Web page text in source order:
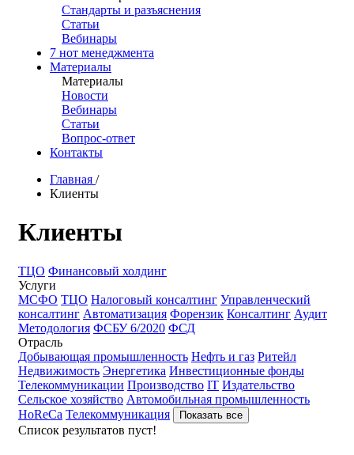
Стандарты и разъяснения
Статьи
Вебинары
7 нот менеджмента
Материалы
Материалы
Новости
Вебинары
Статьи
Вопрос-ответ
Контакты
Главная /
Клиенты
Клиенты
ТЦО Финансовый холдинг
Услуги
МСФО ТЦО Налоговый консалтинг Управленческий
консалтинг Автоматизация Форензик Консалтинг Аудит
Методология ФСБУ 6/2020 ФСД
Отрасль
Добывающая промышленность Нефть и газ Ритейл
Недвижимость Энергетика Инвестиционные фонды
Телекоммуникации Производство IT Издательство
Сельское хозяйство Автомобильная промышленность
HoReCa Телекоммуникация Показать все
Список результатов пуст!